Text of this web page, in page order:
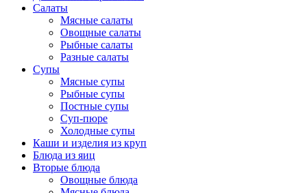
Салаты
Мясные салаты
Овощные салаты
Рыбные салаты
Разные салаты
Супы
Мясные супы
Рыбные супы
Постные супы
Суп-пюре
Холодные супы
Каши и изделия из круп
Блюда из яиц
Вторые блюда
Овощные блюда